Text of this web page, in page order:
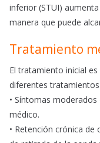
inferior (STUI)
manera que puede
Tratamiento
El tratamiento inicial
diferentes
• Síntomas
médico.
• Retención crónica